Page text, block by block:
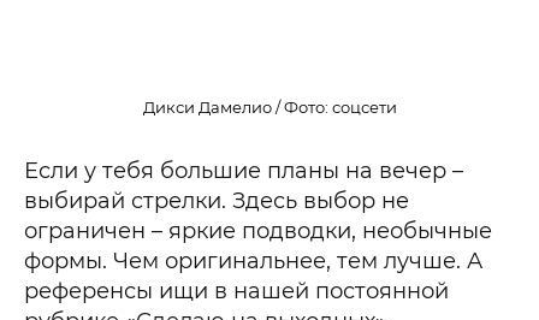
Дикси Дамелио / Фото: соцсети
Если у тебя большие планы на вечер –
выбирай стрелки. Здесь выбор не
ограничен – яркие подводки, необычные
формы. Чем оригинальнее, тем лучше. А
референсы ищи в нашей постоянной